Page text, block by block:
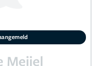
Meijel